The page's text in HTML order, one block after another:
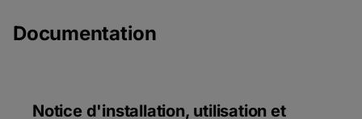
Documentation
Notice d'installation, utilisation et